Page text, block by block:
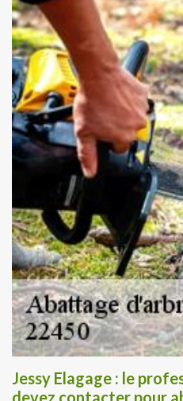
Jessy Elagage : le
devez contacter pour